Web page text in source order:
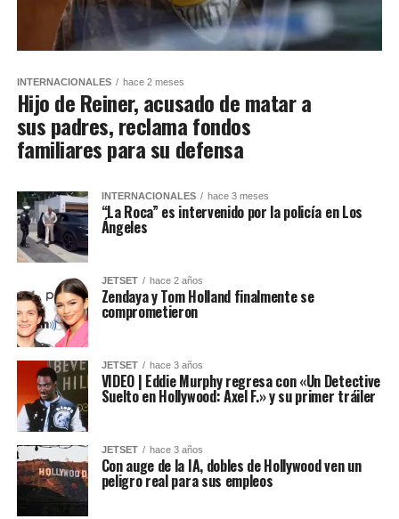
INTERNACIONALES hace 2 meses
Hijo de Reiner, acusado de matar a
sus padres, reclama fondos
familiares para su defensa
INTERNACIONALES hace 3 meses
“La Roca” es intervenido por la policía en Los
Ángeles
JETSET hace 2 años
Zendaya y Tom Holland finalmente se
comprometieron
JETSET hace 3 años
VIDEO | Eddie Murphy regresa con «Un Detective
Suelto en Hollywood: Axel F.» y su primer tráiler
JETSET hace 3 años
Con auge de la IA, dobles de Hollywood ven un
peligro real para sus empleos